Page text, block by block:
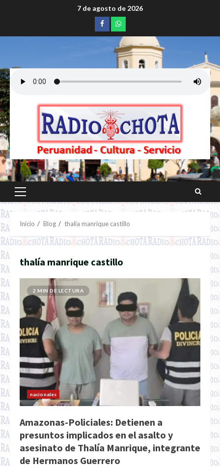
7 de agosto de 2026
Facebookwhatsapp
Menú
principal
Inicio Blog thalía manrique castillo
thalía manrique castillo
2 MIN DE LECTURA
nacionales
Amazonas-Policiales: Detienen a
presuntos implicados en el asalto y
asesinato de Thalía Manrique, integrante
de Hermanos Guerrero